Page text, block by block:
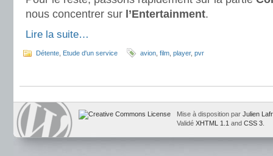
nous concentrer sur l’Entertainment.
Lire la suite…
Détente Etude d'un service avion film player, pvr
Mise à disposition par Julien
Validé XHTML 1.1 and CSS 3